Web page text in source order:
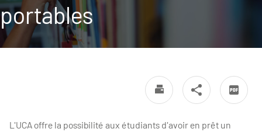
portables
L'UCA offre la possibilité aux étudiants d'avoir en prêt un